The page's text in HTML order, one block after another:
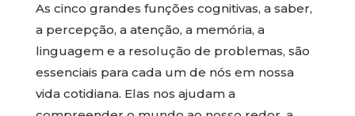
As cinco grandes funções cognitivas, a saber,
a percepção, a atenção, a memória, a
linguagem e a resolução de problemas, são
essenciais para cada um de nós em nossa
vida cotidiana. Elas nos ajudam a